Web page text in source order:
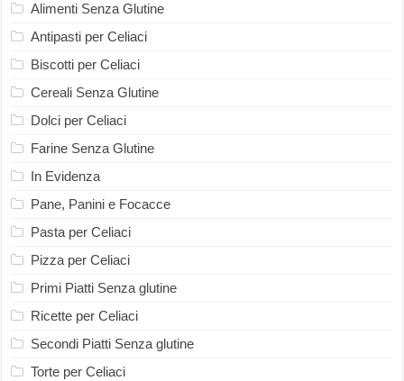
Alimenti Senza Glutine
Antipasti per Celiaci
Biscotti per Celiaci
Cereali Senza Glutine
Dolci per Celiaci
Farine Senza Glutine
In Evidenza
Pane, Panini e Focacce
Pasta per Celiaci
Pizza per Celiaci
Primi Piatti Senza glutine
Ricette per Celiaci
Secondi Piatti Senza glutine
Torte per Celiaci